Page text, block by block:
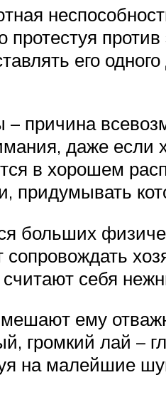
против
его
– причина
даже если
в хорошем
придумывать
больших
себя
ему
громкий лай –
на малейшие